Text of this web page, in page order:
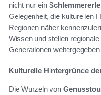
nicht nur ein
Gelegenheit, die kulturellen
Regionen näher
Wissen und stellen
Generationen
Kulturelle Hintergründe
Die Wurzeln von